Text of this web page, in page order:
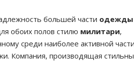
большей части одежды
обоих полов стилю милитари,
среди наиболее активной
Компания, производящая